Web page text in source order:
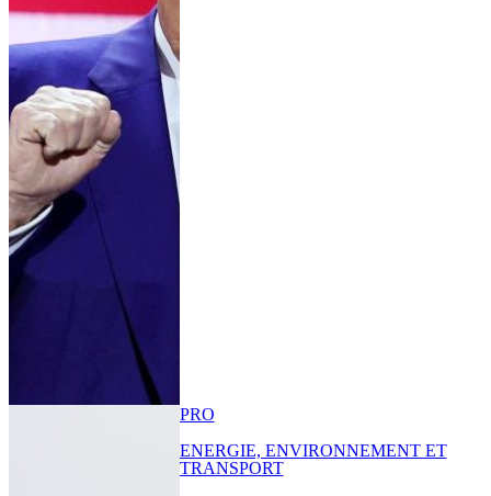
PRO
ENERGIE, ENVIRONNEMENT ET
TRANSPORT